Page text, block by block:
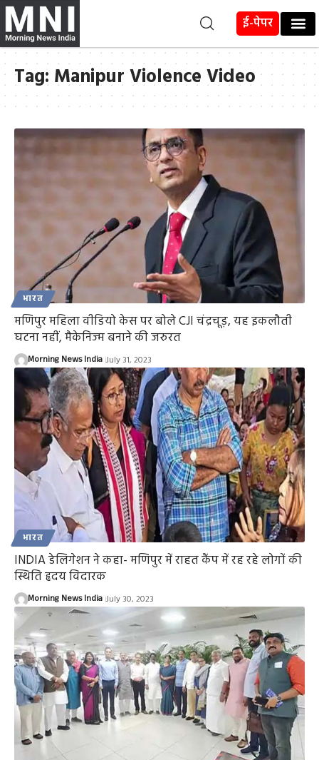
ई-पेपर
Tag: Manipur Violence Video
भारत
मणिपुर महिला वीडियो केस पर बोले CJI चंद्रचूड़, यह इकलौती
घटना नहीं, मैकेनिज्म बनाने की जरुरत
Morning News India July 31, 2023
भारत
INDIA डेलिगेशन ने कहा- मणिपुर में राहत कैंप में रह रहे लोगों की
स्थिति हृदय विदारक
Morning News India July 30, 2023